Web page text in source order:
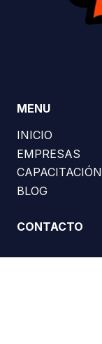
MENU
INICIO
EMPRESAS
CAPACITACIÓN
BLOG
CONTACTO